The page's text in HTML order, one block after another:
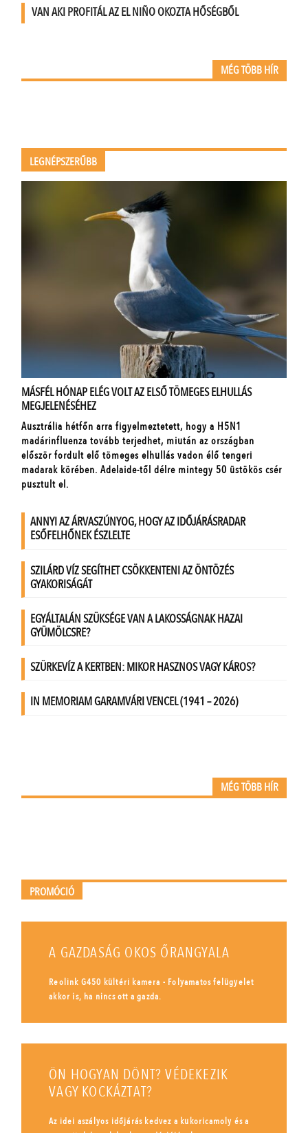
VAN AKI PROFITÁL AZ EL NIÑO OKOZTA HŐSÉGBŐL
MÉG TÖBB HÍR
LEGNÉPSZERŰBB
MÉG TÖBB HÍR
PROMÓCIÓ
A GAZDASÁG OKOS ŐRANGYALA
Reolink G450 kültéri kamera - Folyamatos felügyelet
akkor is, ha nincs ott a gazda.
ÖN HOGYAN DÖNT? VÉDEKEZIK
VAGY KOCKÁZTAT?
Az idei aszályos időjárás kedvez a kukoricamoly és a